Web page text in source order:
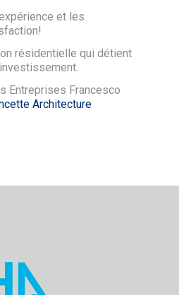
et les
résidentielle qui détient
Entreprises Francesco
Architecture